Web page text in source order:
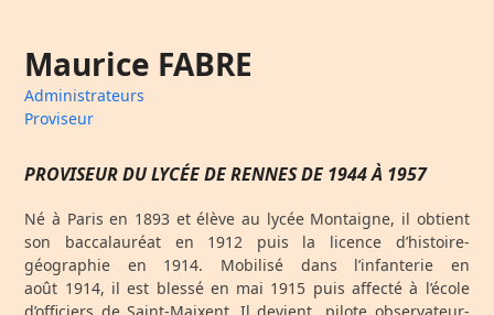
Maurice FABRE
Administrateurs
Proviseur
PROVISEUR DU LYCÉE DE RENNES DE 1944 À 1957
Né à Paris en 1893 et élève au lycée Montaigne, il obtient
son baccalauréat en 1912 puis la licence d’histoire-
géographie en 1914. Mobilisé dans l’infanterie en
août 1914, il est blessé en mai 1915 puis affecté à l’école